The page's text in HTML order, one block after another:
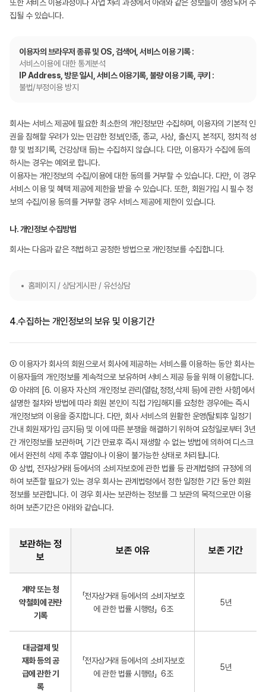
또한 서비스 이용과정이나 사업 처리 과정에서 아래와 같은 정보들이 생성되어 수
집될 수 있습니다.
이용자의 브라우저 종류 및 OS, 검색어, 서비스 이용 기록 :
서비스이용에 대한 통계분석
IP Address, 방문 일시, 서비스 이용기록, 불량 이용 기록, 쿠키 :
불법/부정이용 방지
회사는 서비스 제공에 필요한 최소한의 개인정보만 수집하며, 이용자의 기본적 인
권을 침해할 우려가 있는 민감한 정보(인종, 종교, 사상, 출신지, 본적지, 정치적 성
향 및 범죄기록, 건강상태 등)는 수집하지 않습니다. 다만, 이용자가 수집에 동의
하시는 경우는 예외로 합니다.
이용자는 개인정보의 수집/이용에 대한 동의를 거부할 수 있습니다. 다만, 이 경우
서비스 이용 및 혜택 제공에 제한을 받을 수 있습니다. 또한, 회원가입 시 필수 정
보의 수집/이용 동의를 거부할 경우 서비스 제공에 제한이 있습니다.
나. 개인정보 수집방법
회사는 다음과 같은 적법하고 공정한 방법으로 개인정보를 수집합니다.
홈페이지 / 상담게시판 / 유선상담
4.수집하는 개인정보의 보유 및 이용기간
① 이용자가 회사의 회원으로서 회사에 제공하는 서비스를 이용하는 동안 회사는
이용자들의 개인정보를 계속적으로 보유하며 서비스 제공 등을 위해 이용합니다.
② 아래의 [6. 이용자 자신의 개인정보 관리(열람,정정,삭제 등)에 관한 사항]에서
설명한 절차와 방법에 따라 회원 본인이 직접 가입해지를 요청한 경우에는 즉시
개인정보의 이용을 중지합니다. 다만, 회사 서비스의 원활한 운영(탈퇴후 일정기
간내 회원재가입 금지등) 및 이에 따른 분쟁을 해결하기 위하여 요청일로부터 3년
간 개인정보를 보관하며, 기간 만료후 즉시 재생할 수 없는 방법에 의하여 디스크
에서 완전히 삭제 추후 열람이나 이용이 불가능한 상태로 처리됩니다.
③ 상법, 전자상거래 등에서의 소비자보호에 관한 법률 등 관계법령의 규정에 의
하여 보존할 필요가 있는 경우 회사는 관계법령에서 정한 일정한 기간 동안 회원
정보를 보관합니다. 이 경우 회사는 보관하는 정보를 그 보관의 목적으로만 이용
하며 보존기간은 아래와 같습니다.
보관하는 정
보
보존 이유 보존 기간
계약 또는 청
약철회에 관란
기록
「전자상거래 등에서의 소비자보호
에 관한 법률 시행령」 6조
5년
대금결제 및
재화 등의 공
급에 관한 기
록
「전자상거래 등에서의 소비자보호
에 관한 법률 시행령」 6조
5년